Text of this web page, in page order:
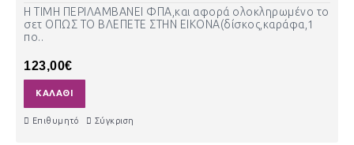
Η ΤΙΜΗ ΠΕΡΙΛΑΜΒΑΝΕΙ ΦΠΑ,και αφορά ολοκληρωμένο το
σετ ΟΠΩΣ ΤΟ ΒΛΕΠΕΤΕ ΣΤΗΝ ΕΙΚΟΝΑ(δίσκος,καράφα,1
πο..
123,00€
ΚΑΛΆΘΙ
Επιθυμητό Σύγκριση